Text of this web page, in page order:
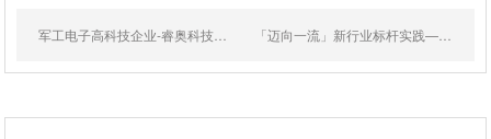
军工电子高科技企业-睿奥科技的金蝶PLM实践 「迈向一流」新行业标杆实践——生命科学